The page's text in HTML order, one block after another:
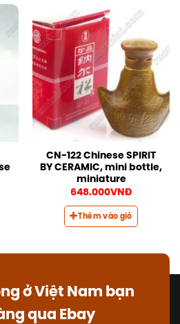
CN-122 Chinese SPIRIT
BY CERAMIC, mini bottle,
miniature
648.000VNĐ
Thêm vào giỏ
ở Việt Nam bạn
qua Ebay